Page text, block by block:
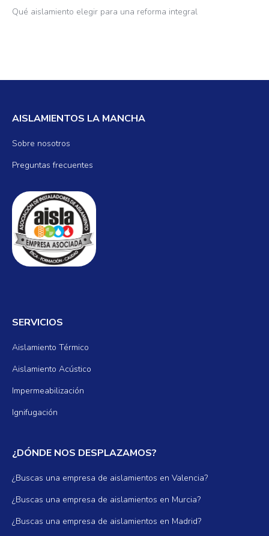
Qué aislamiento elegir para una reforma integral
AISLAMIENTOS LA MANCHA
Sobre nosotros
Preguntas frecuentes
SERVICIOS
Aislamiento Térmico
Aislamiento Acústico
Impermeabilización
Ignifugación
¿DÓNDE NOS DESPLAZAMOS?
¿Buscas una empresa de aislamientos en Valencia?
¿Buscas una empresa de aislamientos en Murcia?
¿Buscas una empresa de aislamientos en Madrid?